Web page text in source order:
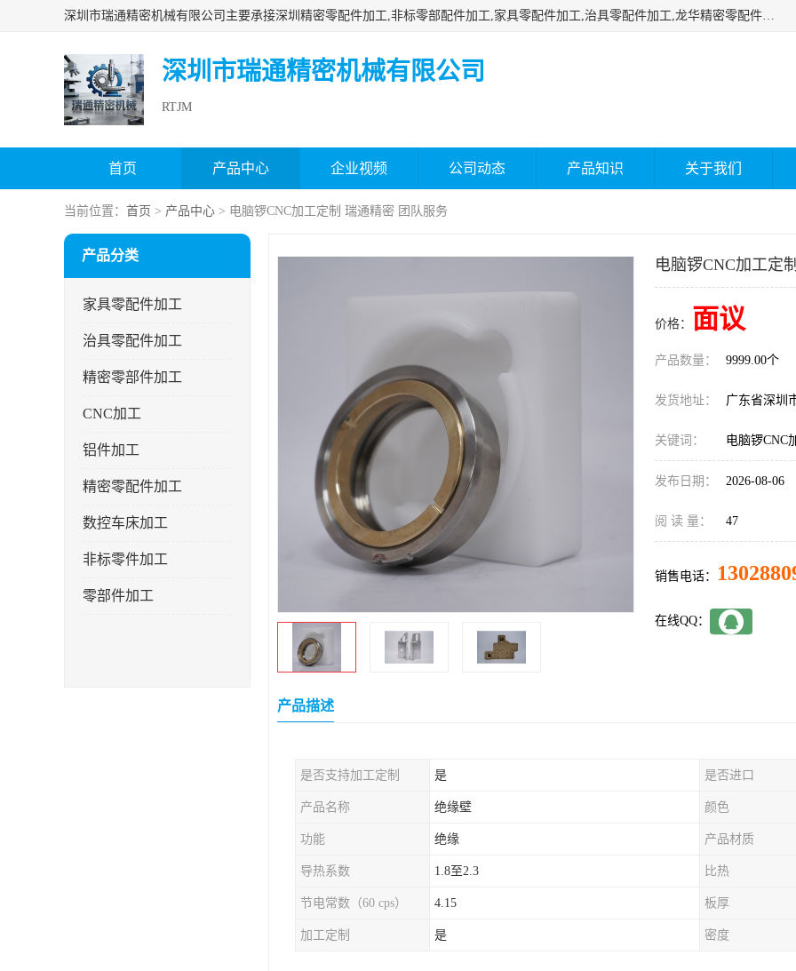
深圳市瑞通精密机械有限公司主要承接深圳精密零配件加工,非标零部配件加工,家具零配件加工,治具零配件加工,龙华精密零配件加工等各种各种精密机械加工，欢迎来来电咨询！
深圳市瑞通精密机械有限公司
RTJM
首页 产品中心 企业视频 公司动态 产品知识 关于我们
当前位置： 首页 > 产品中心 > 电脑锣CNC加工定制 瑞通精密 团队服务
产品分类
家具零配件加工
治具零配件加工
精密零部件加工
CNC加工
铝件加工
精密零配件加工
数控车床加工
非标零件加工
零部件加工
电脑锣CNC加工定
价格： 面议
产品数量： 9999.00个
发货地址： 广东省深圳
关键词： 电脑锣CNC
发布日期： 2026-08-06
阅 读 量： 47
销售电话：
在线QQ：
产品描述
是否支持加工定制 是 是否进口
产品名称 绝缘壁 颜色
功能 绝缘 产品材质
导热系数 1.8至2.3 比热
节电常数（60 cps） 4.15 板厚
加工定制 是 密度